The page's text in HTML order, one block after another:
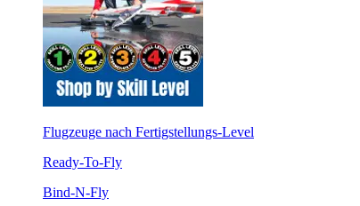
Flugzeuge nach Fertigstellungs-Level
Ready-To-Fly
Bind-N-Fly